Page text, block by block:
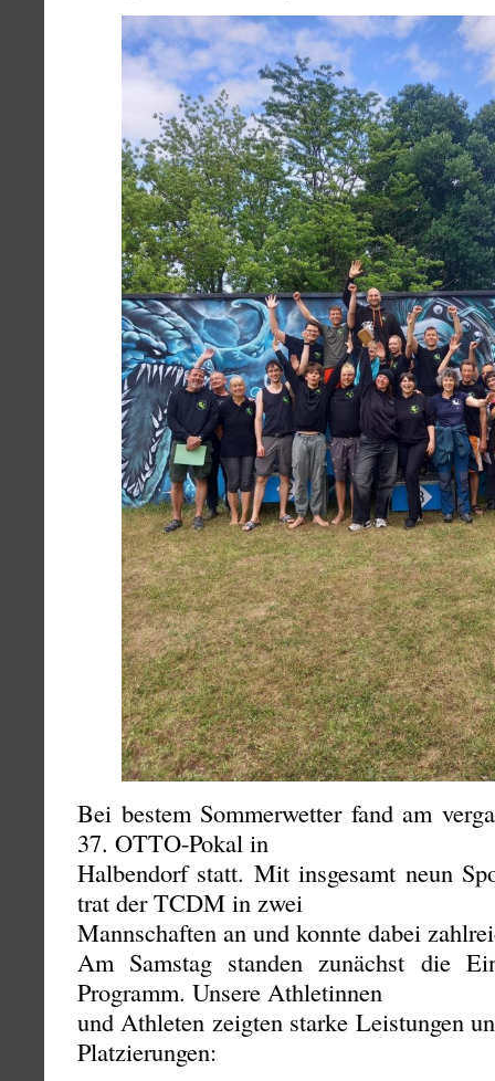
Bei bestem Sommerwetter fand am
37. OTTO-Pokal in
Halbendorf statt. Mit insgesamt neun
trat der TCDM in zwei
Mannschaften an und konnte dabei
Am Samstag standen zunächst die
Programm. Unsere Athletinnen
und Athleten zeigten starke Leistungen
Platzierungen: